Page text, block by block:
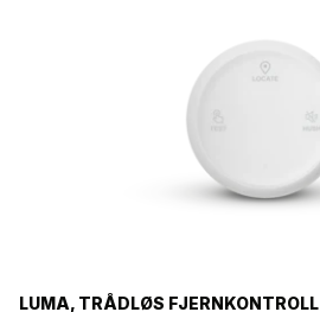
LUMA, TRÅDLØS FJERNKONTROLL